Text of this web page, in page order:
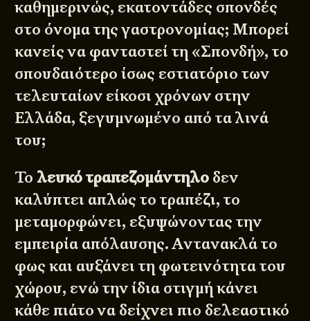
καθημερινώς, εκατοντάδες σπονδές
στο όνομα της γαστρονομίας; Μπορεί
κανείς να φανταστεί τη «Σπονδή», το
σπουδαιότερο ίσως εστιατόριο των
τελευταίων είκοσι χρόνων στην
Ελλάδα, ξεγυμνωμένο από τα λινά
του;
Το λευκό τραπεζομάντηλο δεν
καλύπτει απλώς το τραπέζι, το
μεταμορφώνει, εξυψώνοντας την
εμπειρία απόλαυσης. Αντανακλά το
φως και αυξάνει τη φωτεινότητα του
χώρου, ενώ την ίδια στιγμή κάνει
κάθε πιάτο να δείχνει πιο δελεαστικό